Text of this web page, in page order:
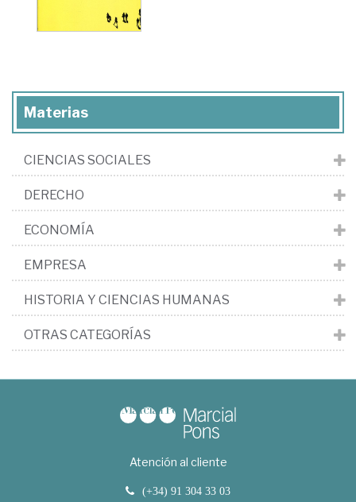
Materias
CIENCIAS SOCIALES
DERECHO
ECONOMÍA
EMPRESA
HISTORIA Y CIENCIAS HUMANAS
OTRAS CATEGORÍAS
Atención al cliente
(+34) 91 304 33 03